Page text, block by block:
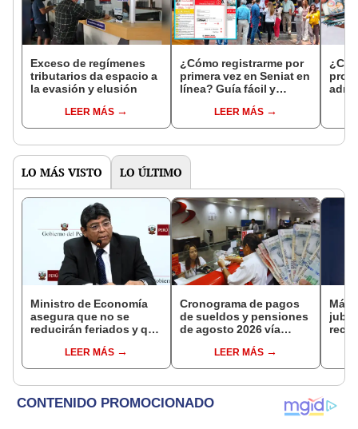
Exceso de regímenes
tributarios da espacio a
la evasión y elusión
LEER MÁS
¿Cómo registrarme por
primera vez en Seniat en
línea? Guía fácil y
LEER MÁS
LO MÁS VISTO LO ÚLTIMO
Ministro de Economía
asegura que no se
reducirán feriados y que
aumentará en dos
etapas
LEER MÁS
Cronograma de pagos
de sueldos y pensiones
de agosto 2026 vía
conoce las fechas de
depósito
LEER MÁS
Más